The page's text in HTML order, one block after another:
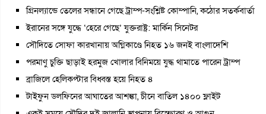
গ্রিনল্যান্ডে তেলের সন্ধানে গেছে ট্রাম্প-সংশ্লিষ্ট কোম্পানি, কঠোর সতর্কবার্তা
ইরানের সঙ্গে যুদ্ধে ‘হেরে গেছে’ যুক্তরাষ্ট্র: মার্কিন সিনেটর
সৌদিতে সোফা কারখানায় অগ্নিকাণ্ডে নিহত ১৬ জনই বাংলাদেশি
পরমাণু চুক্তি ছাড়াই হরমুজ খোলার বিনিময়ে যুদ্ধ থামাতে পারেন ট্রাম্প
ব্রাজিলে হেলিকপ্টার বিধ্বস্ত হয়ে নিহত ৪
টাইফুন ডলফিনের আঘাতের আশঙ্কা, চীনে বাতিল ১৪০০ ফ্লাইট